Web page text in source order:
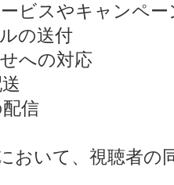
ビスやキャンペ
の送付
への対応
信
おいて、視聴者の